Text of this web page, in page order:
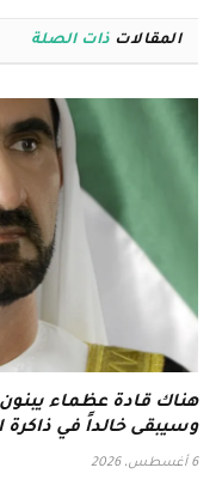
المقالات ذات الصلة
هناك قادة عظماء يبنون
وسيبقى خالداً في ذاكرة
6 أغسطس، 2026